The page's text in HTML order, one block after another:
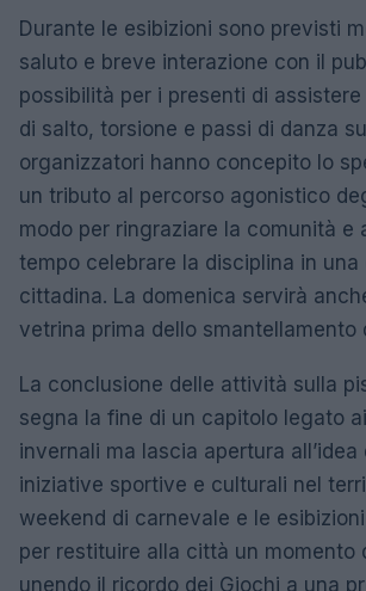
Durante le esibizioni sono previsti
saluto e breve interazione con il
possibilità per i presenti di
di salto, torsione e passi di danza
organizzatori hanno concepito lo
un tributo al percorso agonistico
modo per ringraziare la comunità e
tempo celebrare la disciplina in una
cittadina. La domenica servirà
vetrina prima dello smantellamento
La conclusione delle attività sulla
segna la fine di un capitolo legato
invernali ma lascia apertura all’idea
iniziative sportive e culturali nel
weekend di carnevale e le
per restituire alla città un momento
unendo il ricordo dei Giochi a una